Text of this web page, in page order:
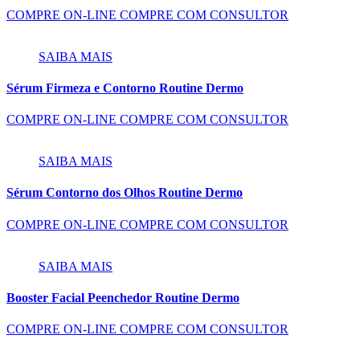
COMPRE ON-LINE COMPRE COM CONSULTOR
SAIBA MAIS
Sérum Firmeza e Contorno Routine Dermo
COMPRE ON-LINE COMPRE COM CONSULTOR
SAIBA MAIS
Sérum Contorno dos Olhos Routine Dermo
COMPRE ON-LINE COMPRE COM CONSULTOR
SAIBA MAIS
Booster Facial Peenchedor Routine Dermo
COMPRE ON-LINE COMPRE COM CONSULTOR